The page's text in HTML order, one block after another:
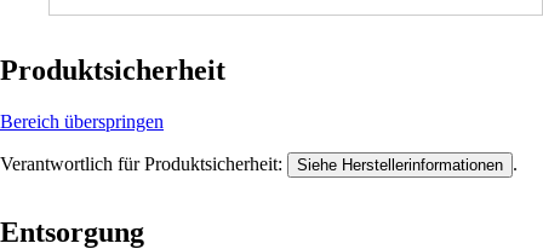
Produktsicherheit
Bereich überspringen
Verantwortlich für Produktsicherheit: Siehe Herstellerinformationen .
Entsorgung